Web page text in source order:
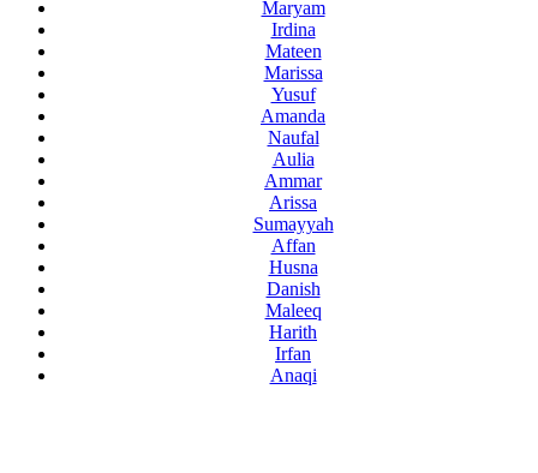
Maryam
Irdina
Mateen
Marissa
Yusuf
Amanda
Naufal
Aulia
Ammar
Arissa
Sumayyah
Affan
Husna
Danish
Maleeq
Harith
Irfan
Anaqi